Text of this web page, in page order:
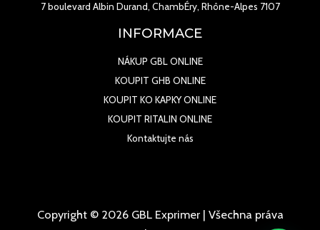
7 boulevard Albin Durand, ChambÉry, Rhône-Alpes 7107
INFORMACE
NÁKUP GBL ONLINE
KOUPIT GHB ONLINE
KOUPIT KO KAPKY ONLINE
KOUPIT RITALIN ONLINE
Kontaktujte nás
Copyright © 2026 GBL Exprimer | Všechna práva